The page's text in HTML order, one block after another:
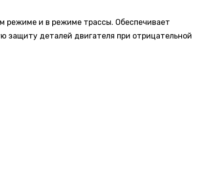
режиме и в режиме трассы. Обеспечивает
защиту деталей двигателя при отрицательной